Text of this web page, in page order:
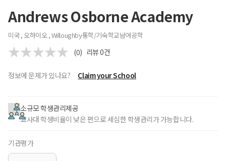
Andrews Osborne Academy
미국 , 오하이오 , Willoughby통학/기숙학교남여공학
(0) 리뷰0건
정보에 문제가 있나요? Claim your School
소규모 학생관리제공
교사대 학생비율이 낮은 편으로 세심한 학생관리가 가능합니다.
기관평가